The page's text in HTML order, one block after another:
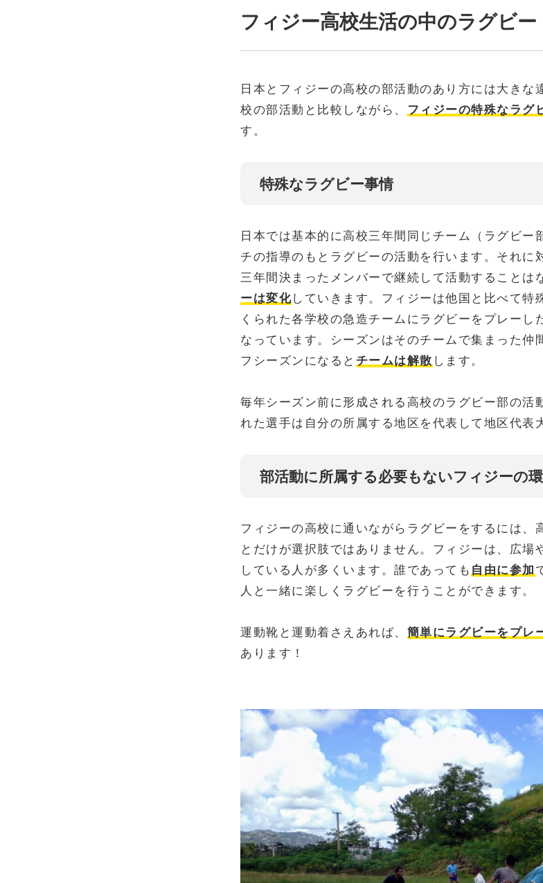
フィジー高校生活の中のラグビー
日本とフィジーの高校の部活動のあり方には大きな
校の部活動と比較しながら、 フィジーの特殊なラグ
す。
特殊なラグビー事情
日本では基本的に高校三年間同じチーム（ラグビー
チの指導のもとラグビーの活動を行います。 それに
三年間決まったメンバーで継続して活動することは
ーは変化していきます。フィジーは他国と比べて特
くられた各学校の急造チームにラグビーをプレーし
なっています。シーズンはそのチームで集まった仲
フシーズンになると チームは解散 します。
毎年シーズン前に形成される高校のラグビー部の活
れた選手は自分の所属する地区を代表して地区代表
部活動に所属する必要もないフィジーの
フィジーの高校に通いながらラグビーをするには、
とだけが選択肢ではありません。フィジーは、広場
している人が多くいます。誰であっても 自由に参加
人と一緒に楽しくラグビーを行うことができます。
運動靴と運動着さえあれば、 簡単にラグビーをプレ
あります！